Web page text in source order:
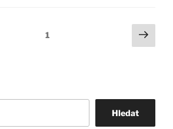
Stránka:1
Další
Hledat